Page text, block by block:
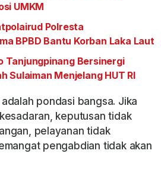
UMKM
Polresta
BPBD Bantu Korban Laka Laut
Tanjungpinang Bersinergi
Sulaiman Menjelang HUT RI
pondasi bangsa. Jika
keputusan tidak
pelayanan tidak
pengabdian tidak akan